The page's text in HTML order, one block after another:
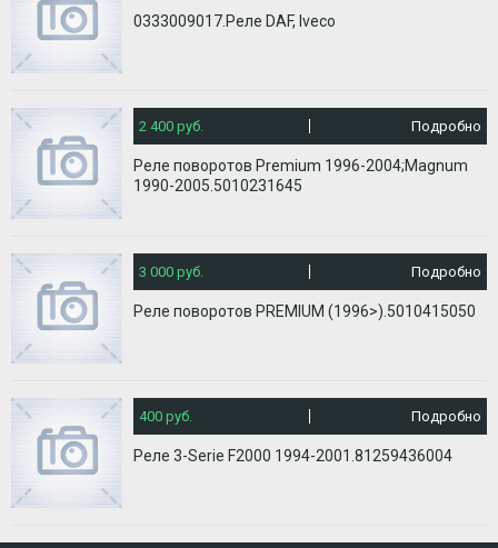
0333009017.Реле DAF, Iveco
2 400 руб. Подробно
Реле поворотов Premium 1996-2004;Magnum
1990-2005.5010231645
3 000 руб. Подробно
Реле поворотов PREMIUM (1996>).5010415050
400 руб. Подробно
Реле 3-Serie F2000 1994-2001.81259436004